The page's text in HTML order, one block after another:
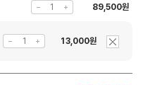
89,500원
13,000원